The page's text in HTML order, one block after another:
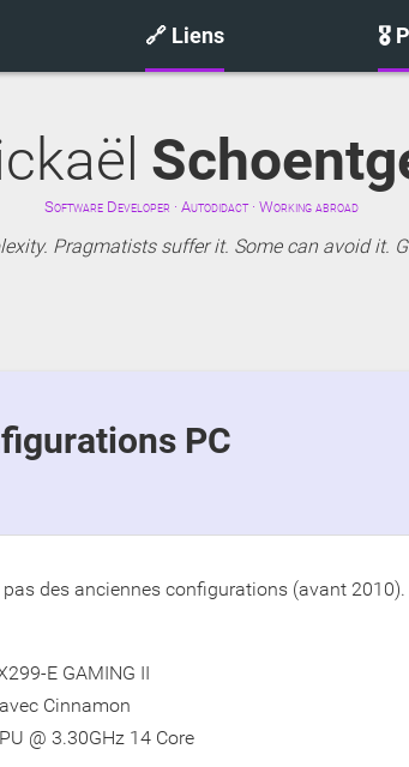
🔗 Liens 🎖️
Software Developer · Autodidact · Working abroad
Pragmatists suffer it. Some can avoid it.
PC
des anciennes configurations (avant
E GAMING II
Cinnamon
@ 3.30GHz 14 Core